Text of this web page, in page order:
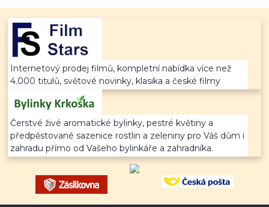
Internetový prodej filmů, kompletní nabídka více než
4.000 titulů, světové novinky, klasika a české filmy
Čerstvé živé aromatické bylinky, pestré květiny a
předpěstované sazenice rostlin a zeleniny pro Váš dům i
zahradu přímo od Vašeho bylinkáře a zahradníka.